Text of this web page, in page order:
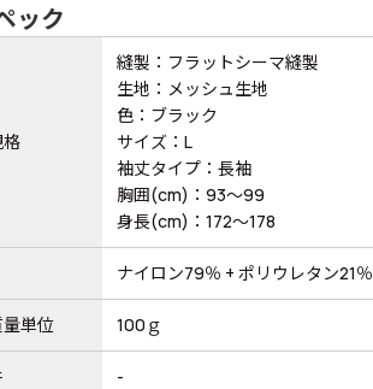
ック
縫製：フラットシーマ縫製
生地：メッシュ生地
色：ブラック
サイズ：L
袖丈タイプ：長袖
胸囲(cm)：93～99
身長(cm)：172～178
ナイロン79％ + ポリウレタン21％
単位 100ｇ
-